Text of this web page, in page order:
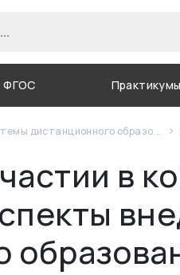
ФГОС Практикумы
дистанционного образо...
в